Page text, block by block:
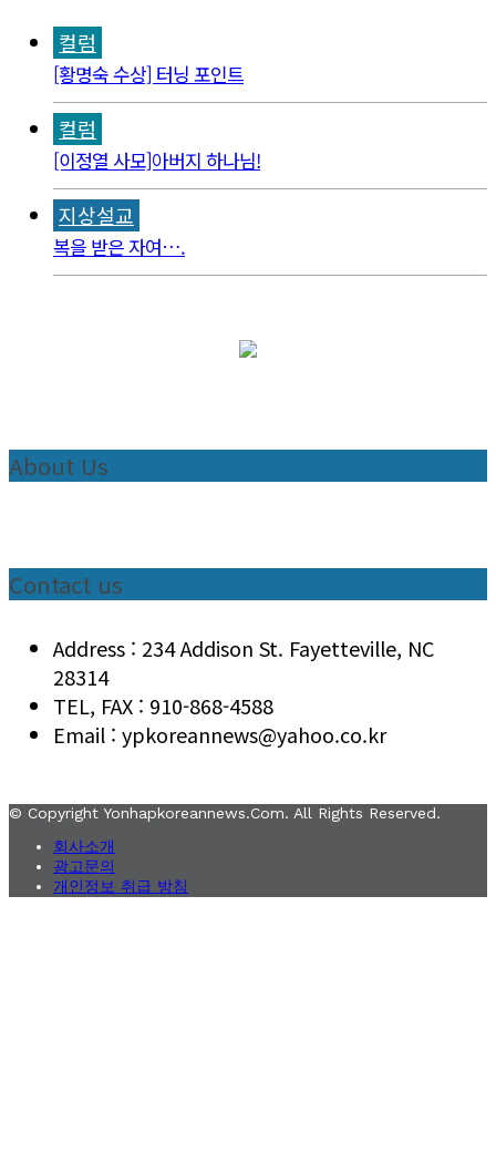
컬럼
[황명숙 수상] 터닝 포인트
컬럼
[이정열 사모]아버지 하나님!
지상설교
복을 받은 자여….
About Us
Contact us
Address : 234 Addison St. Fayetteville, NC
28314
TEL, FAX : 910-868-4588
Email : ypkoreannews@yahoo.co.kr
© Copyright Yonhapkoreannews.com. All Rights Reserved.
회사소개
광고문의
개인정보 취급 방침